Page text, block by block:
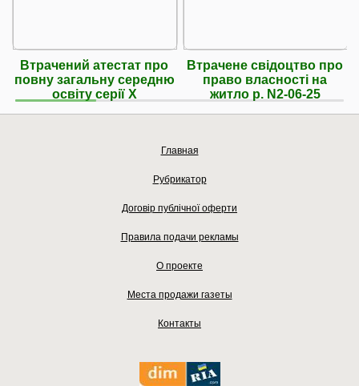
Втрачений атестат про
повну загальну середню
освіту серії Х
Втрачене свідоцтво про
право власності на
житло р. N2-06-25
Главная
Рубрикатор
Договір публічної оферти
Правила подачи рекламы
О проекте
Места продажи газеты
Контакты